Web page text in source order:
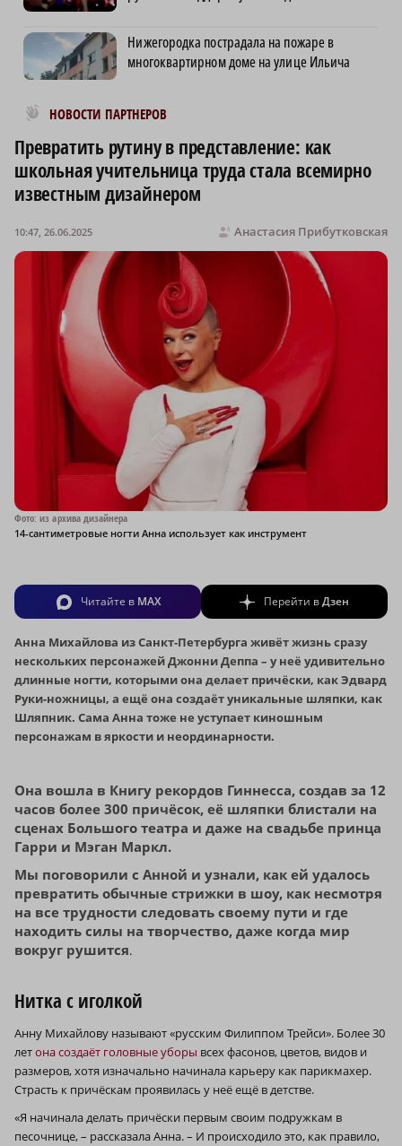
Нижегородка пострадала на пожаре в
многоквартирном доме на улице Ильича
НОВОСТИ ПАРТНЕРОВ
Новости МирТесен
Превратить рутину в представление: как
школьная учительница труда стала всемирно
известным дизайнером
Анастасия Прибутковская
10:47, 26.06.2025
Фото: из архива дизайнера
14-сантиметровые ногти Анна использует как инструмент
Читайте в MAX Перейти вДзен
Анна Михайлова из Санкт-Петербурга живёт жизнь сразу
нескольких персонажей Джонни Деппа – у неё удивительно
длинные ногти, которыми она делает причёски, как Эдвард
Руки-ножницы, а ещё она создаёт уникальные шляпки, как
Шляпник. Сама Анна тоже не уступает киношным
персонажам в яркости и неординарности.
Она вошла в Книгу рекордов Гиннесса, создав за 12
часов более 300 причёсок, её шляпки блистали на
сценах Большого театра и даже на свадьбе принца
Гарри и Мэган Маркл.
Мы поговорили с Анной и узнали, как ей удалось
превратить обычные стрижки в шоу, как несмотря
на все трудности следовать своему пути и где
находить силы на творчество, даже когда мир
вокруг рушится.
Нитка с иголкой
Анну Михайлову называют «русским Филиппом Трейси». Более 30
летона создаёт головные уборы всех фасонов, цветов, видов и
размеров, хотя изначально начинала карьеру как парикмахер.
Страсть к причёскам проявилась у неё ещё в детстве.
«Я начинала делать причёски первым своим подружкам в
песочнице, – рассказала Анна. – И происходило это, как правило,